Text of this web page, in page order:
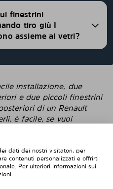
finestrini
tiro giù I
assieme ai vetri?
installazione, due
e due piccoli finestrini
di un Renault
è facile, se vuoi
che questi sembrino
protettive che
finestra. "
dati dei nostri visitatori, per
contenuti personalizzati e offrirti
Per ulteriori informazioni sui